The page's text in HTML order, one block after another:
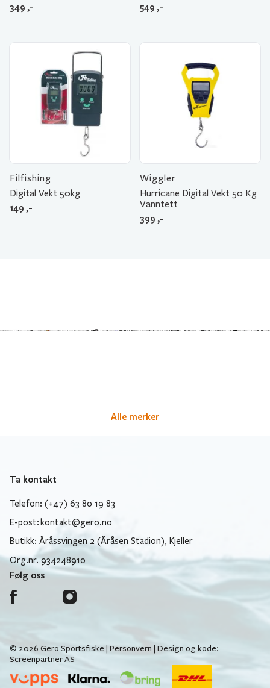
349 ,- 549 ,-
Filfishing
Digital Vekt 50kg
149 ,-
Wiggler
Hurricane Digital Vekt 50 Kg
Vanntett
399 ,-
Alle merker
Ta kontakt
Telefon: (+47) 63 80 19 83
E-post: kontakt@gero.no
Butikk: Åråssvingen 2 (Åråsen Stadion), Kjeller
Org.nr. 934248910
Følg oss
© 2026 Gero Sportsfiske | Personvern | Design og kode:
Screenpartner AS